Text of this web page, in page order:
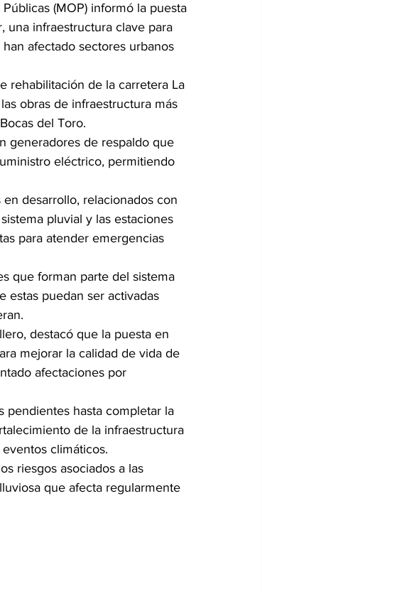
(MOP) informó la puesta
una infraestructura clave para
afectado sectores urbanos
rehabilitación de la carretera La
obras de infraestructura más
del Toro.
generadores de respaldo que
eléctrico, permitiendo
desarrollo, relacionados con
pluvial y las estaciones
para atender emergencias
que forman parte del sistema
estas puedan ser activadas
destacó que la puesta en
mejorar la calidad de vida de
afectaciones por
pendientes hasta completar la
de la infraestructura
climáticos.
riesgos asociados a las
que afecta regularmente